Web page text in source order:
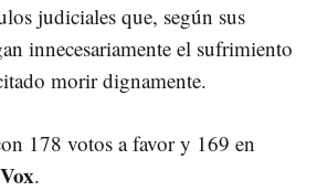
judiciales que, según sus
innecesariamente el sufrimiento
morir dignamente.
178 votos a favor y 169 en
Vox.